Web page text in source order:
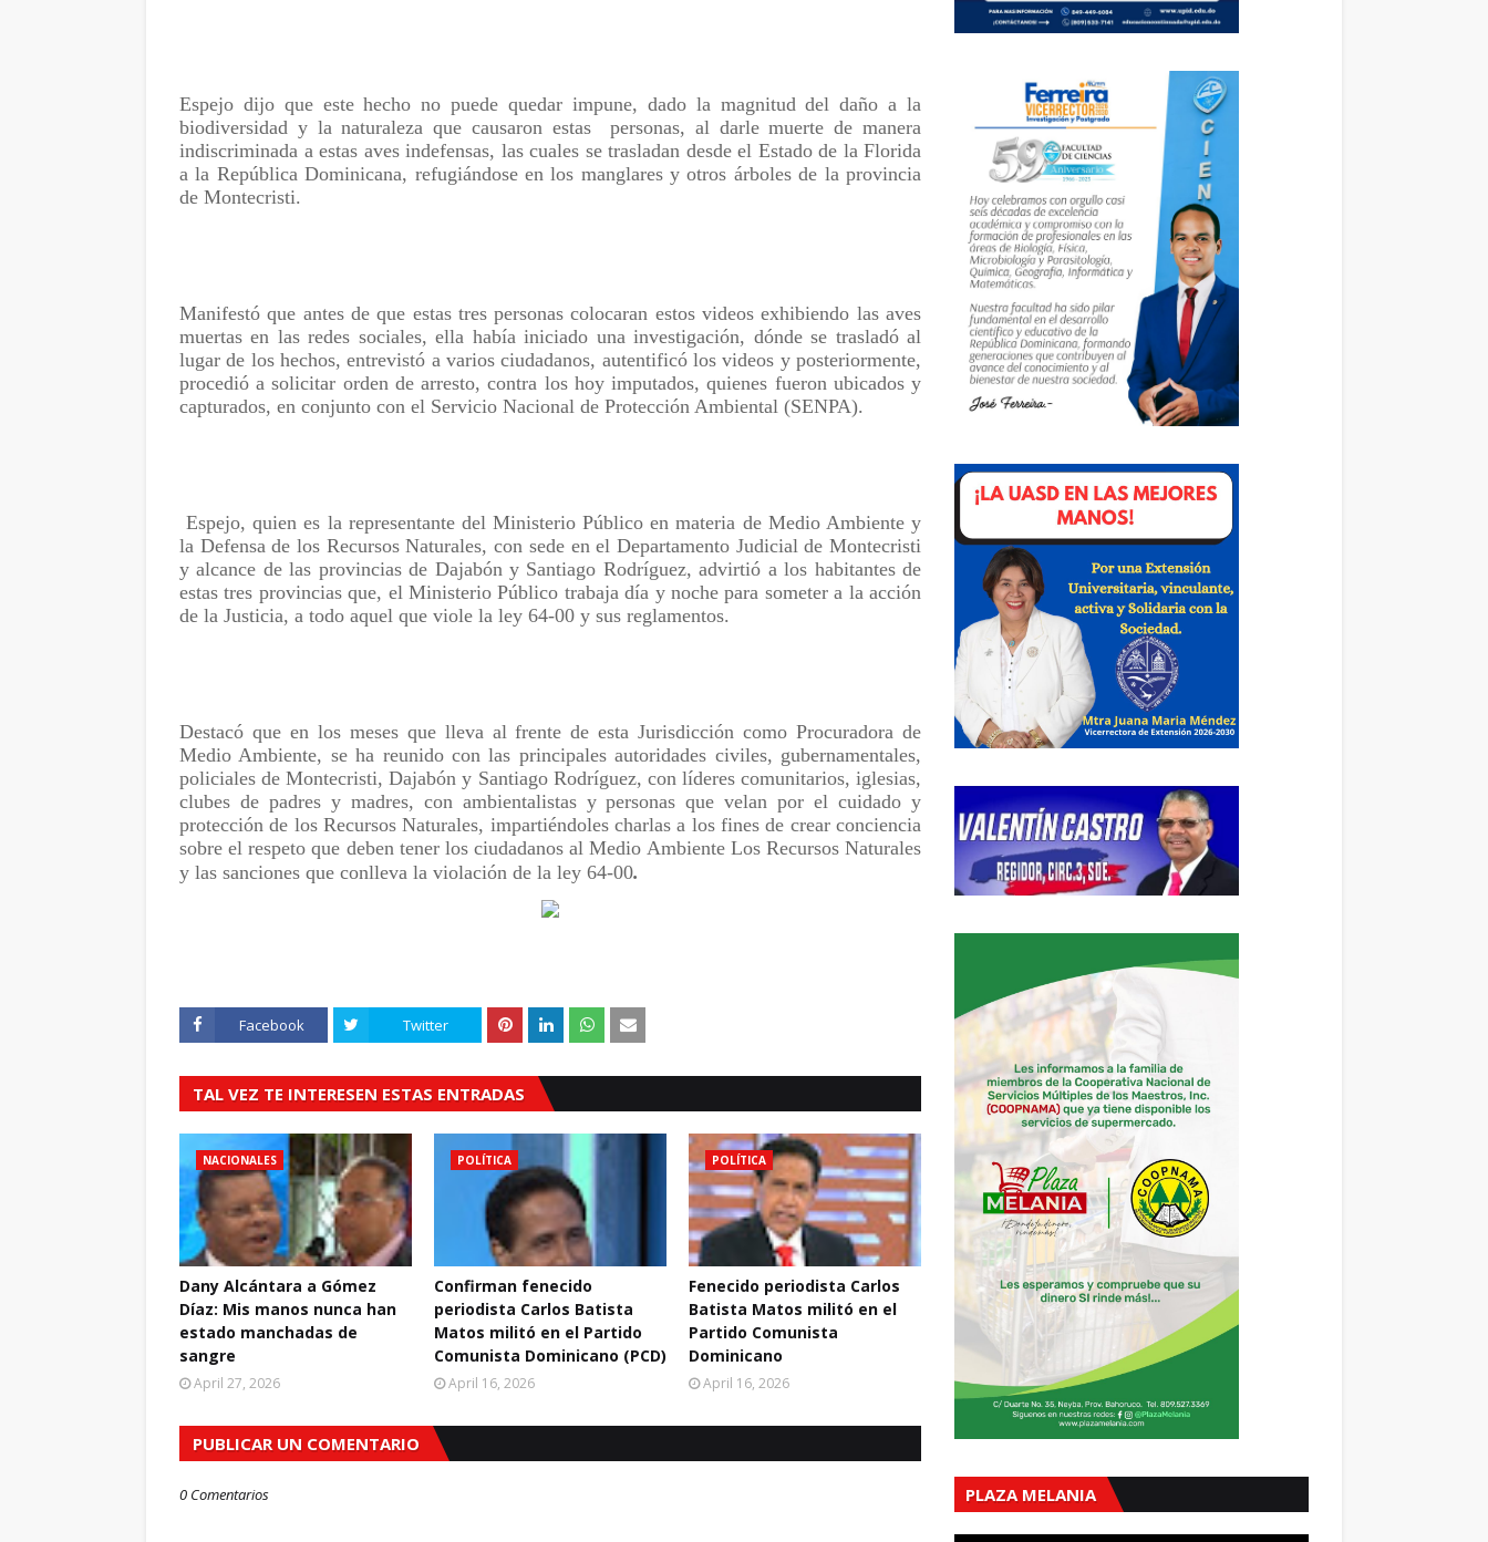
Espejo dijo que este hecho no puede quedar impune, dado la magnitud del daño a la
biodiversidad y la naturaleza que causaron estas
personas, al darle muerte de manera
indiscriminada a estas aves indefensas, las cuales se trasladan desde el Estado de la Florida
a la República Dominicana, refugiándose en los manglares y otros árboles de la provincia
de Montecristi.
Manifestó que antes de que estas tres personas colocaran estos videos exhibiendo las aves
muertas en las redes sociales, ella había iniciado una investigación, dónde se trasladó al
lugar de los hechos, entrevistó a varios ciudadanos, autentificó los videos y posteriormente,
procedió a solicitar orden de arresto, contra los hoy imputados, quienes fueron ubicados y
capturados, en conjunto con el Servicio Nacional de Protección Ambiental (SENPA).
Espejo, quien es la representante del Ministerio Público en materia de Medio Ambiente y
la Defensa de los Recursos Naturales, con sede en el Departamento Judicial de Montecristi
y alcance de las provincias de Dajabón y Santiago Rodríguez, advirtió a los habitantes de
estas tres provincias que, el Ministerio Público trabaja día y noche para someter a la acción
de la Justicia, a todo aquel que viole la ley 64-00 y sus reglamentos.
Destacó que en los meses que lleva al frente de esta Jurisdicción como Procuradora de
Medio Ambiente, se ha reunido con las principales autoridades civiles, gubernamentales,
policiales de Montecristi, Dajabón y Santiago Rodríguez, con líderes comunitarios, iglesias,
clubes de padres y madres, con ambientalistas y personas que velan por el cuidado y
protección de los Recursos Naturales, impartiéndoles charlas a los fines de crear conciencia
sobre el respeto que deben tener los ciudadanos al Medio Ambiente Los Recursos Naturales
y las sanciones que conlleva la violación de la ley 64-00.
Facebook Twitter
TAL VEZ TE INTERESEN ESTAS ENTRADAS
NACIONALES
Dany Alcántara a Gómez
Díaz: Mis manos nunca han
estado manchadas de
sangre
April 27, 2026
POLÍTICA
Confirman fenecido
periodista Carlos Batista
Matos militó en el Partido
Comunista Dominicano (PCD)
April 16, 2026
POLÍTICA
Fenecido periodista Carlos
Batista Matos militó en el
Partido Comunista
Dominicano
April 16, 2026
PUBLICAR UN COMENTARIO
0 Comentarios PLAZA MELANIA